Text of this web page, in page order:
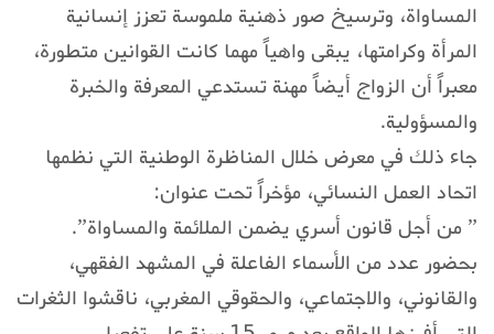
المساواة، وترسيخ صور ذهنية ملموسة تعزز إنسانية
المرأة وكرامتها، يبقى واهياً مهما كانت القوانين متطورة،
معبراً أن الزواج أيضاً مهنة تستدعي المعرفة والخبرة
والمسؤولية.
جاء ذلك في معرض خلال المناظرة الوطنية التي نظمها
اتحاد العمل النسائي، مؤخراً تحت عنوان:
” من أجل قانون أسري يضمن الملائمة والمساواة”.
بحضور عدد من الأسماء الفاعلة في المشهد الفقهي،
والقانوني، والاجتماعي، والحقوقي المغربي، ناقشوا الثغرات